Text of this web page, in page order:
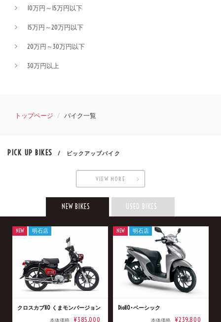
10万円～15万円以下
15万円～20万円以下
20万円～30万円以下
30万円以上
トップページ バイク一覧
PICK UP BIKES / ピックアップバイク
VIEW MORE
NEW BIKES USED BIKES
クロスカブ110 くまモンバージョン
本体価格 ¥385,000
NEW 明石店
Dio110･ベーシック
本体価格 ¥239,800
NEW 明石店